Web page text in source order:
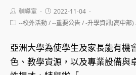
醫
與
能
關
辦
系
招
辦
教
育
Post
author:
輔導室
Post
published:
2022-11-04
Post--校外活動/--重要公告/-升學資訊(高中部)
亞洲大學為使學生及家長能有機
色、教學資源，以及專業設備與